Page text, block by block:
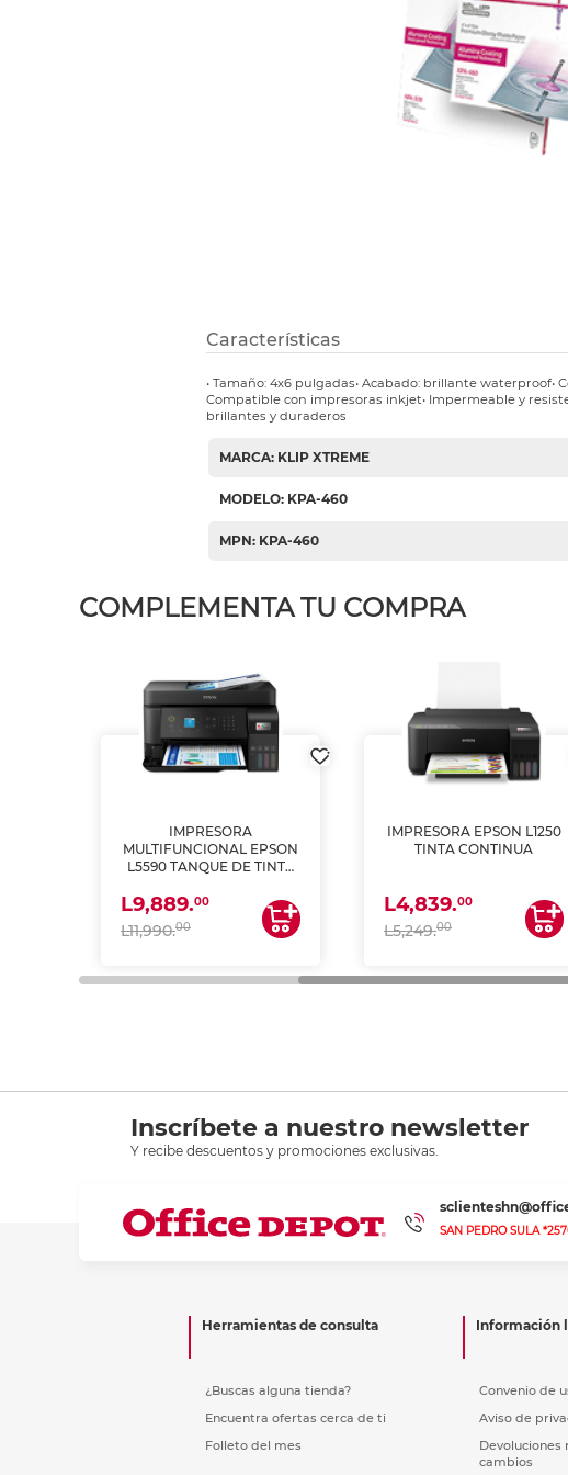
Ver más
Etiquetas inkjet y láser
Refuerzos para carpeta
Ver más
Ver más
Características
• Tamaño: 4x6 pulgadas• Acabado: brillante waterproof•
Compatible con impresoras inkjet• Impermeable y
brillantes y duraderos
MARCA: KLIP XTREME
MODELO: KPA-460
MPN: KPA-460
COMPLEMENTA TU COMPRA
IMPRESORA
MULTIFUNCIONAL EPSON
L5590 TANQUE DE TINTA
ESCANEA)
L9,889.00
L11,990.00
IMPRESORA EPSON L1250
TINTA CONTINUA
L4,839.00
L5,249.00
Inscríbete a nuestro newsletter
Y recibe descuentos y promociones exclusivas.
SAN PEDRO SULA
Herramientas de consulta
¿Buscas alguna tienda?
Encuentra ofertas cerca de ti
Folleto del mes
Información
Convenio de
Aviso de
Devoluciones
cambios